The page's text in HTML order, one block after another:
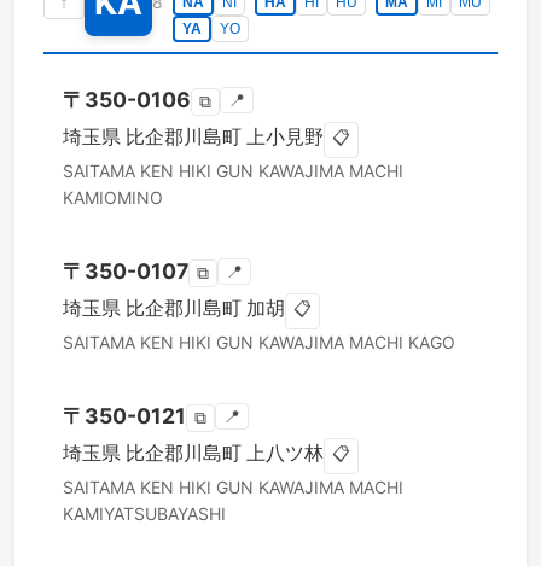
YA
YO
〒 350-0106 ⧉ 📍
埼玉県 比企郡川島町 上小見野 📋
SAITAMA KEN HIKI GUN KAWAJIMA MACHI
KAMIOMINO
〒 350-0107 ⧉ 📍
埼玉県 比企郡川島町 加胡 📋
SAITAMA KEN HIKI GUN KAWAJIMA MACHI KAGO
〒 350-0121 ⧉ 📍
埼玉県 比企郡川島町 上八ツ林 📋
SAITAMA KEN HIKI GUN KAWAJIMA MACHI
KAMIYATSUBAYASHI